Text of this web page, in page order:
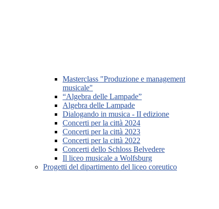
Masterclass "Produzione e management
musicale"
“Algebra delle Lampade”
Algebra delle Lampade
Dialogando in musica - II edizione
Concerti per la città 2024
Concerti per la città 2023
Concerti per la città 2022
Concerti dello Schloss Belvedere
Il liceo musicale a Wolfsburg
Progetti del dipartimento del liceo coreutico